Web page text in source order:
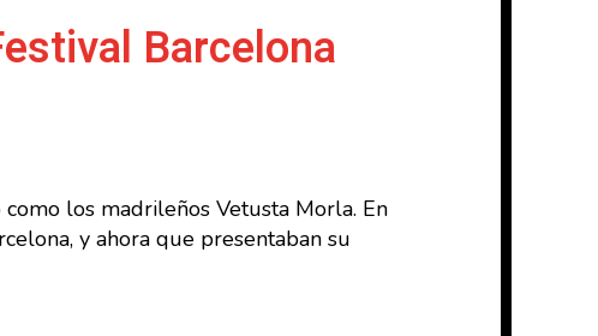
Barcelona
los madrileños Vetusta Morla. En
y ahora que presentaban su